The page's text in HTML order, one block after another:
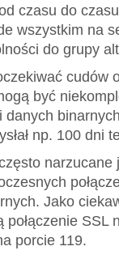
czasu do
wszystkim na
do grupy
cudów
być
danych
np. 100 dni
Jako
połączenie
porcie 119.